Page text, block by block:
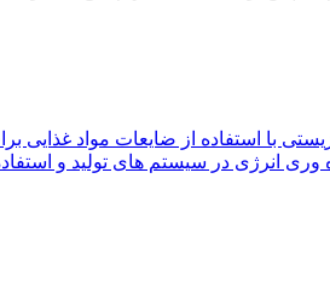
با استفاده از ضایعات مواد
وری انرژی در سیستم های تولید و